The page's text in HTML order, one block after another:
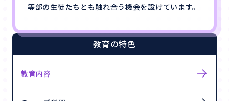
等部の生徒たちとも触れ合う機会を設けています。
教育の特色
教育内容